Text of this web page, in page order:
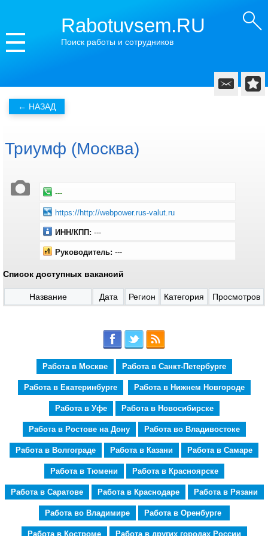
Rabotuvsem.RU
Поиск работы и сотрудников
Триумф (Москва)
---
https://http://webpower.rus-valut.ru
ИНН/КПП: ---
Руководитель: ---
Список доступных вакансий
Название Дата Регион Категория Просмотров
Работа в Москве Работа в Санкт-Петербурге
Работа в Екатеринбурге Работа в Нижнем Новгороде
Работа в Уфе Работа в Новосибирске
Работа в Ростове на Дону Работа во Владивостоке
Работа в Волгограде Работа в Казани Работа в Самаре
Работа в Тюмени Работа в Красноярске
Работа в Саратове Работа в Краснодаре Работа в Рязани
Работа во Владимире Работа в Оренбурге
Работа в Костроме Работа в других городах России